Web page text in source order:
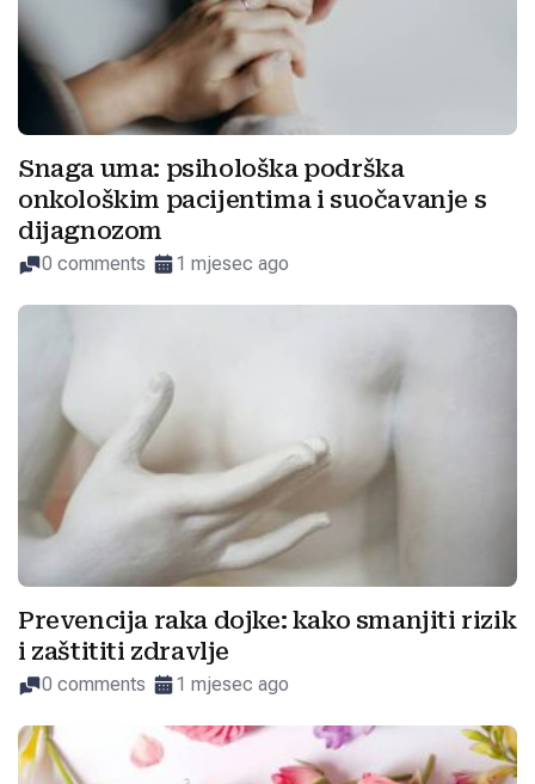
Snaga uma: psihološka podrška
onkološkim pacijentima i suočavanje s
dijagnozom
0 comments 1 mjesec ago
Prevencija raka dojke: kako smanjiti rizik
i zaštititi zdravlje
0 comments 1 mjesec ago